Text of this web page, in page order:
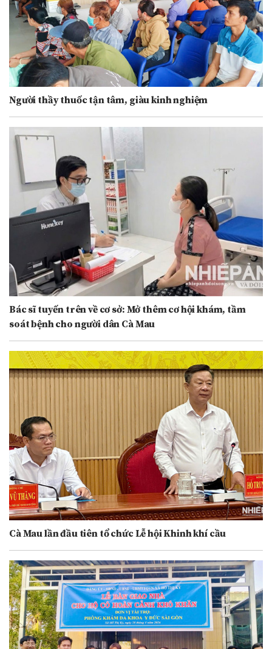
Người thầy thuốc tận tâm, giàu kinh nghiệm
Bác sĩ tuyến trên về cơ sở: Mở thêm cơ hội khám, tầm
soát bệnh cho người dân Cà Mau
Cà Mau lần đầu tiên tổ chức Lễ hội Khinh khí cầu